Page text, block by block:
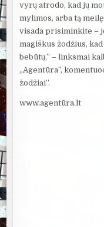
vyrų atrodo, kad jų
mylimos, arba tą
visada prisiminkite –
magiškus žodžius,
bebūtų,” – linksmai
„Agentūra”,
žodžiai”.
www.agentūra.lt